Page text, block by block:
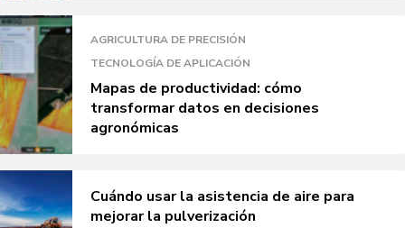
AGRICULTURA DE PRECISIÓN
TECNOLOGÍA DE APLICACIÓN
Mapas de productividad: cómo
transformar datos en decisiones
agronómicas
Cuándo usar la asistencia de aire para
mejorar la pulverización